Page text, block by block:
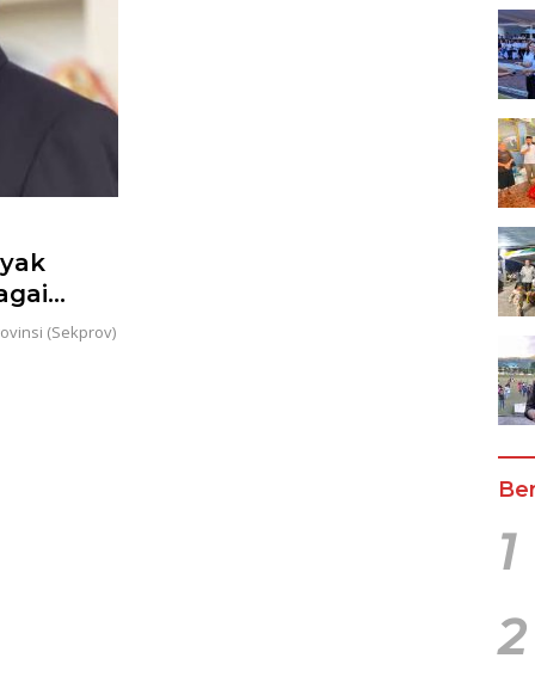
(Sekprov)
1
2